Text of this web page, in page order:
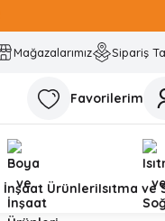
Mağazalarımız Sipariş
Favorilerim
İnşaat ÜrünleriIsıtma ve